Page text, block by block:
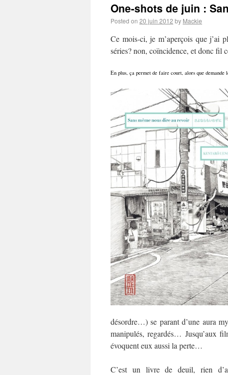
One-shots de juin :
Posted on 20 juin 2012 by Mackie
Ce mois-ci, je m’aperçois que j’ai
séries? non, coïncidence, et donc fil
En plus, ça permet de faire court, alors que demande
désordre…) se parant d’une aura
manipulés, regardés… Jusqu’aux
évoquent eux aussi la perte…
C’est un livre de deuil, rien